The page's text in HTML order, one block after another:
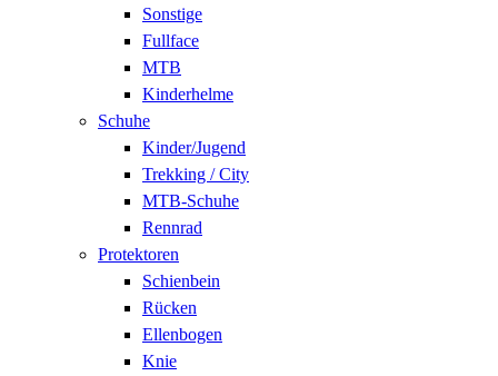
Sonstige
Fullface
MTB
Kinderhelme
Schuhe
Kinder/Jugend
Trekking / City
MTB-Schuhe
Rennrad
Protektoren
Schienbein
Rücken
Ellenbogen
Knie